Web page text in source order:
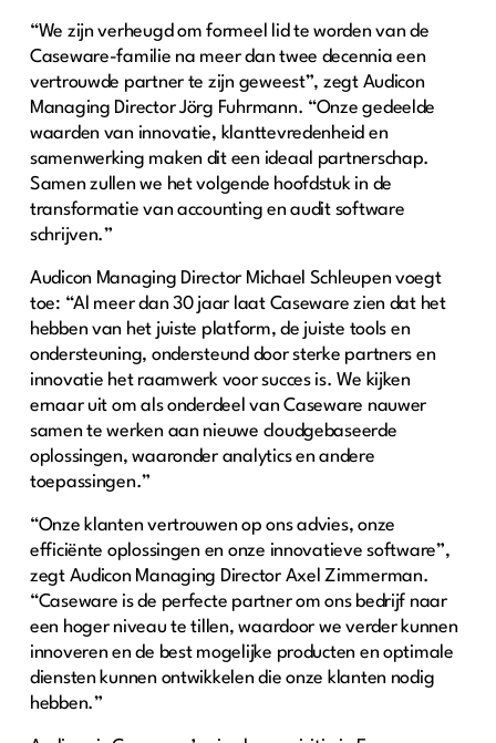
“We zijn verheugd om formeel lid te worden van de
Caseware-familie na meer dan twee decennia een
vertrouwde partner te zijn geweest”, zegt Audicon
Managing Director Jörg Fuhrmann. “Onze gedeelde
waarden van innovatie, klanttevredenheid en
samenwerking maken dit een ideaal partnerschap.
Samen zullen we het volgende hoofdstuk in de
transformatie van accounting en audit software
schrijven.”
Audicon Managing Director Michael Schleupen voegt
toe: “Al meer dan 30 jaar laat Caseware zien dat het
hebben van het juiste platform, de juiste tools en
ondersteuning, ondersteund door sterke partners en
innovatie het raamwerk voor succes is. We kijken
ernaar uit om als onderdeel van Caseware nauwer
samen te werken aan nieuwe cloudgebaseerde
oplossingen, waaronder analytics en andere
toepassingen.”
“Onze klanten vertrouwen op ons advies, onze
efficiënte oplossingen en onze innovatieve software”,
zegt Audicon Managing Director Axel Zimmerman.
“Caseware is de perfecte partner om ons bedrijf naar
een hoger niveau te tillen, waardoor we verder kunnen
innoveren en de best mogelijke producten en optimale
diensten kunnen ontwikkelen die onze klanten nodig
hebben.”